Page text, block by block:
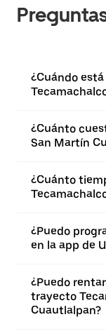
¿Cuándo
¿Cuánto
San Martín
¿Cuánto
¿Puedo
en la app de
¿Puedo
trayecto
Cuautlalpan?